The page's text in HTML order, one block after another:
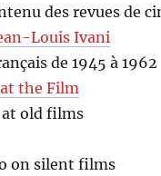
des revues de
Louis Ivani
de 1945 à 1962
the Film
old films
on silent films